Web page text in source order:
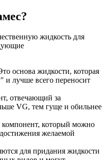
жидкость для
основа жидкости, которая
и лучше всего переносит
отвечающий за
VG, тем гуще и обильнее
который можно
желаемой
для придания жидкости